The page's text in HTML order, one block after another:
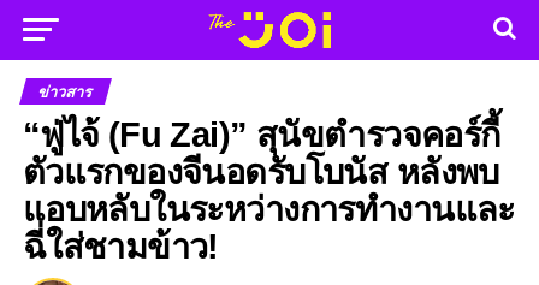
ข่าวสาร
“ฟู่ไจ้ (Fu Zai)” สุนัขตำรวจคอร์กี้
ตัวแรกของจีนอดรับโบนัส หลังพบ
แอบหลับในระหว่างการทำงานและ
ฉี่ใส่ชามข้าว!